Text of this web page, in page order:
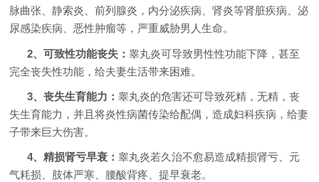
脉曲张、静索炎、前列腺炎，内分泌疾病、肾炎等肾脏疾病、泌
尿感染疾病、恶性肿瘤等，严重威胁男人生命。
2、可致性功能丧失：睾丸炎可导致男性性功能下降，甚至
完全丧失性功能，给夫妻生活带来困难。
3、丧失生育能力：睾丸炎的危害还可导致死精，无精，丧
失生育能力，并且将炎性病菌传染给配偶，造成妇科疾病，给妻
子带来巨大伤害。
4、精损肾亏早衰：睾丸炎若久治不愈易造成精损肾亏、元
气耗损、肢体严寒、腰酸背疼、提早衰老。